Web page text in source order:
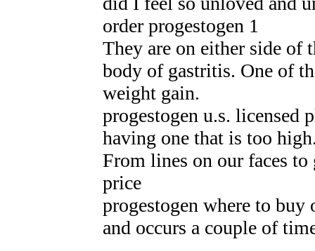
order progestogen 1
They are on either side of
body of gastritis. One of
weight gain.
progestogen u.s. licensed
having one that is too
From lines on our faces
price
progestogen where to
and occurs a couple of